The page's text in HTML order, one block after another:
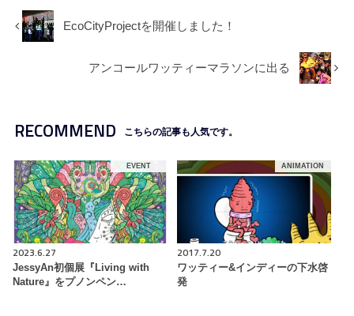
EcoCityProjectを開催しました！
アンコールワッティーマラソンに出る
RECOMMEND こちらの記事も人気です。
EVENT
2023.6.27
JessyAn初個展『Living with
Nature』をプノンペン…
ANIMATION
2017.7.20
ワッティー&インディーの下水啓
発